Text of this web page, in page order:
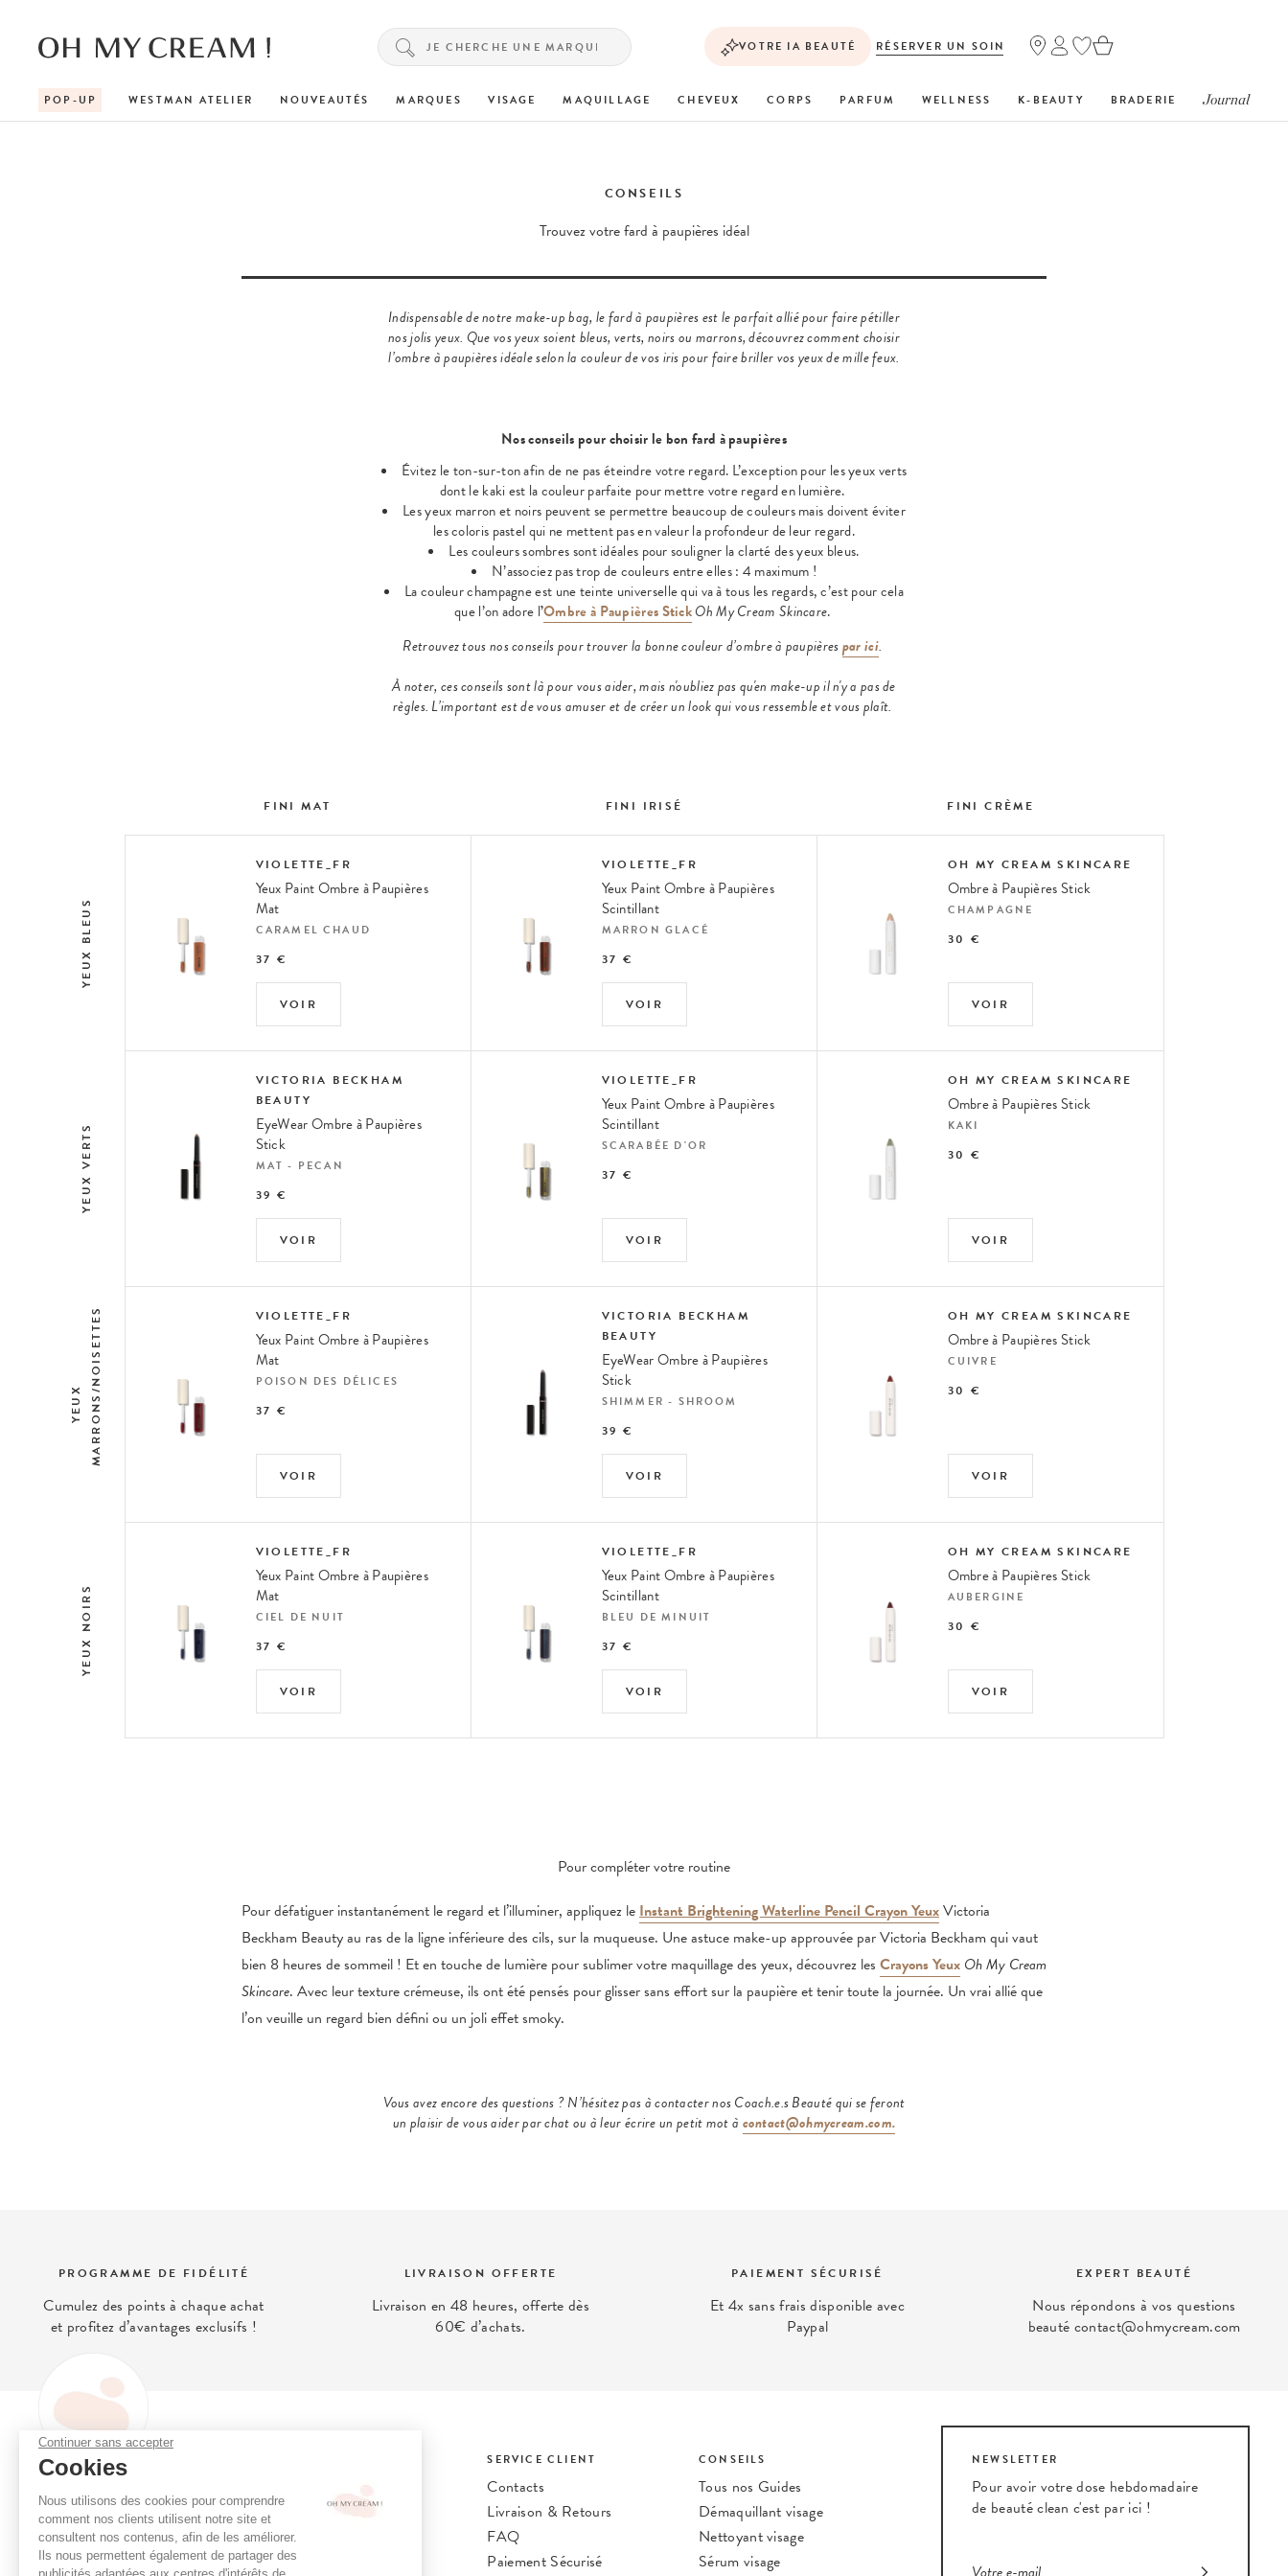
Continuer sans accepter
Cookies
Nous utilisons des cookies pour comprendre
comment nos clients utilisent notre site et
consultent nos contenus, afin de les améliorer.
Ils nous permettent également de partager des
publicités adaptées aux centres d'intérêts de
VOTRE IA BEAUTÉ RÉSERVER UN SOIN
POP-UP WESTMAN ATELIER NOUVEAUTÉS MARQUES VISAGE MAQUILLAGE CHEVEUX CORPS PARFUM WELLNESS K-BEAUTY BRADERIE Journal
CONSEILS
Trouvez votre fard à paupières idéal
Indispensable de notre make-up bag, le fard à paupières est le parfait allié pour faire pétiller
nos jolis yeux. Que vos yeux soient bleus, verts, noirs ou marrons, découvrez comment choisir
l’ombre à paupières idéale selon la couleur de vos iris pour faire briller vos yeux de mille feux.
Nos conseils pour choisir le bon fard à paupières
Évitez le ton-sur-ton afin de ne pas éteindre votre regard. L’exception pour les yeux verts
dont le kaki est la couleur parfaite pour mettre votre regard en lumière.
Les yeux marron et noirs peuvent se permettre beaucoup de couleurs mais doivent éviter
les coloris pastel qui ne mettent pas en valeur la profondeur de leur regard.
Les couleurs sombres sont idéales pour souligner la clarté des yeux bleus.
N’associez pas trop de couleurs entre elles : 4 maximum !
La couleur champagne est une teinte universelle qui va à tous les regards, c’est pour cela
que l’on adore l’Ombre à Paupières StickOh My Cream Skincare.
Retrouvez tous nos conseils pour trouver la bonne couleur d’ombre à paupièrespar ici.
À noter, ces conseils sont là pour vous aider, mais n'oubliez pas qu'en make-up il n'y a pas de
règles. L’important est de vous amuser et de créer un look qui vous ressemble et vous plaît.
FINI MAT FINI IRISÉ FINI CRÈME
YEUX BLEUS
VIOLETTE_FR
Yeux Paint Ombre à Paupières
Mat
CARAMEL CHAUD
37 €
VOIR
VIOLETTE_FR
Yeux Paint Ombre à Paupières
Scintillant
MARRON GLACÉ
37 €
VOIR
OH MY CREAM SKINCARE
Ombre à Paupières Stick
CHAMPAGNE
30 €
VOIR
YEUX VERTS
VICTORIA BECKHAM
BEAUTY
EyeWear Ombre à Paupières
Stick
MAT - PECAN
39 €
VOIR
VIOLETTE_FR
Yeux Paint Ombre à Paupières
Scintillant
SCARABÉE D'OR
37 €
VOIR
OH MY CREAM SKINCARE
Ombre à Paupières Stick
KAKI
30 €
VOIR
Y
E
U
X
M
A
R
R
O
N
S
/
N
O
I
S
E
T
T
E S VIOLETTE_FR
Yeux Paint Ombre à Paupières
Mat
POISON DES DÉLICES
37 €
VOIR
VICTORIA BECKHAM
BEAUTY
EyeWear Ombre à Paupières
Stick
SHIMMER - SHROOM
39 €
VOIR
OH MY CREAM SKINCARE
Ombre à Paupières Stick
CUIVRE
30 €
VOIR
YEUX NOIRS
VIOLETTE_FR
Yeux Paint Ombre à Paupières
Mat
CIEL DE NUIT
37 €
VOIR
VIOLETTE_FR
Yeux Paint Ombre à Paupières
Scintillant
BLEU DE MINUIT
37 €
VOIR
OH MY CREAM SKINCARE
Ombre à Paupières Stick
AUBERGINE
30 €
VOIR
Pour compléter votre routine
Pour défatiguer instantanément le regard et l’illuminer, appliquez leInstant Brightening Waterline Pencil Crayon YeuxVictoria
Beckham Beauty au ras de la ligne inférieure des cils, sur la muqueuse. Une astuce make-up approuvée par Victoria Beckham qui vaut
bien 8 heures de sommeil ! Et en touche de lumière pour sublimer votre maquillage des yeux, découvrez les Crayons Yeux Oh My Cream
Skincare. Avec leur texture crémeuse, ils ont été pensés pour glisser sans effort sur la paupière et tenir toute la journée. Un vrai allié que
l’on veuille un regard bien défini ou un joli effet smoky.
Vous avez encore des questions ? N’hésitez pas à contacter nos Coach.e.s Beauté qui se feront
un plaisir de vous aider par chat ou à leur écrire un petit mot à contact@ohmycream.com.
PROGRAMME DE FIDÉLITÉ
Cumulez des points à chaque achat
et profitez d’avantages exclusifs !
LIVRAISON OFFERTE
Livraison en 48 heures, offerte dès
60€ d’achats.
PAIEMENT SÉCURISÉ
Et 4x sans frais disponible avec
Paypal
EXPERT BEAUTÉ
Nous répondons à vos questions
beauté contact@ohmycream.com
de la beauté alternative qui prend
soin de vous et de votre peau.
Programme de fidélité
Consultation en ligne
Réserver un soin
Boutiques
SERVICE CLIENT
Contacts
Livraison & Retours
FAQ
Paiement Sécurisé
CONSEILS
Tous nos Guides
Démaquillant visage
Nettoyant visage
Sérum visage
NEWSLETTER
Pour avoir votre dose hebdomadaire
de beauté clean c'est par ici !